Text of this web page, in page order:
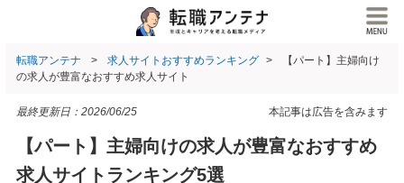
転職アンテナ 求人サイトおすすめランキング
【パート】主婦向け
の求人が豊富なおすすめ求人サイト
本記事は広告を含みます
最終更新日： 2026/06/25
【パート】主婦向けの求人が豊富なおすすめ
求人サイトランキング5選